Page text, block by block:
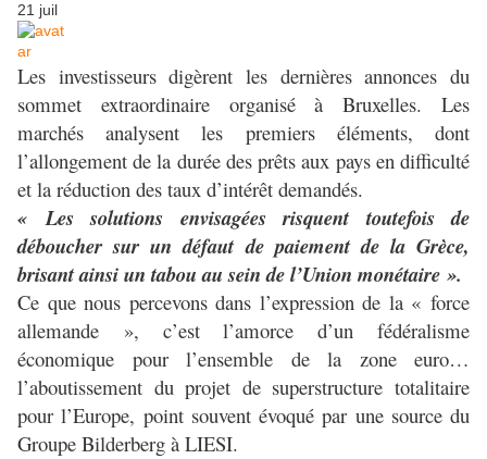
21 juil
Les investisseurs digèrent les dernières annonces du
sommet extraordinaire organisé à Bruxelles. Les
marchés analysent les premiers éléments, dont
l’allongement de la durée des prêts aux pays en difficulté
et la réduction des taux d’intérêt demandés.
« Les solutions envisagées risquent toutefois de
déboucher sur un défaut de paiement de la Grèce,
brisant ainsi un tabou au sein de l’Union monétaire ».
Ce que nous percevons dans l’expression de la « force
allemande », c’est l’amorce d’un fédéralisme
économique pour l’ensemble de la zone euro…
l’aboutissement du projet de superstructure totalitaire
pour l’Europe, point souvent évoqué par une source du
Groupe Bilderberg à LIESI.